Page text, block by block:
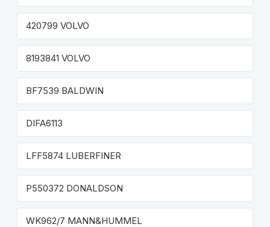
420799 VOLVO
8193841 VOLVO
BF7539 BALDWIN
DIFA6113
LFF5874 LUBERFINER
P550372 DONALDSON
WK962/7 MANN&HUMMEL